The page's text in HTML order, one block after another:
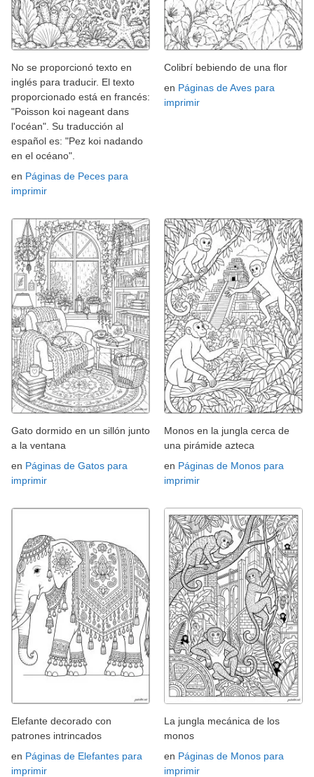
No se proporcionó texto en
inglés para traducir. El texto
proporcionado está en francés:
"Poisson koi nageant dans
l'océan". Su traducción al
español es: "Pez koi nadando
en el océano".
en Páginas de Peces para
imprimir
Colibrí bebiendo de una flor
en Páginas de Aves para
imprimir
Gato dormido en un sillón junto
a la ventana
en Páginas de Gatos para
imprimir
Monos en la jungla cerca de
una pirámide azteca
en Páginas de Monos para
imprimir
Elefante decorado con
patrones intrincados
en Páginas de Elefantes para
imprimir
La jungla mecánica de los
monos
en Páginas de Monos para
imprimir